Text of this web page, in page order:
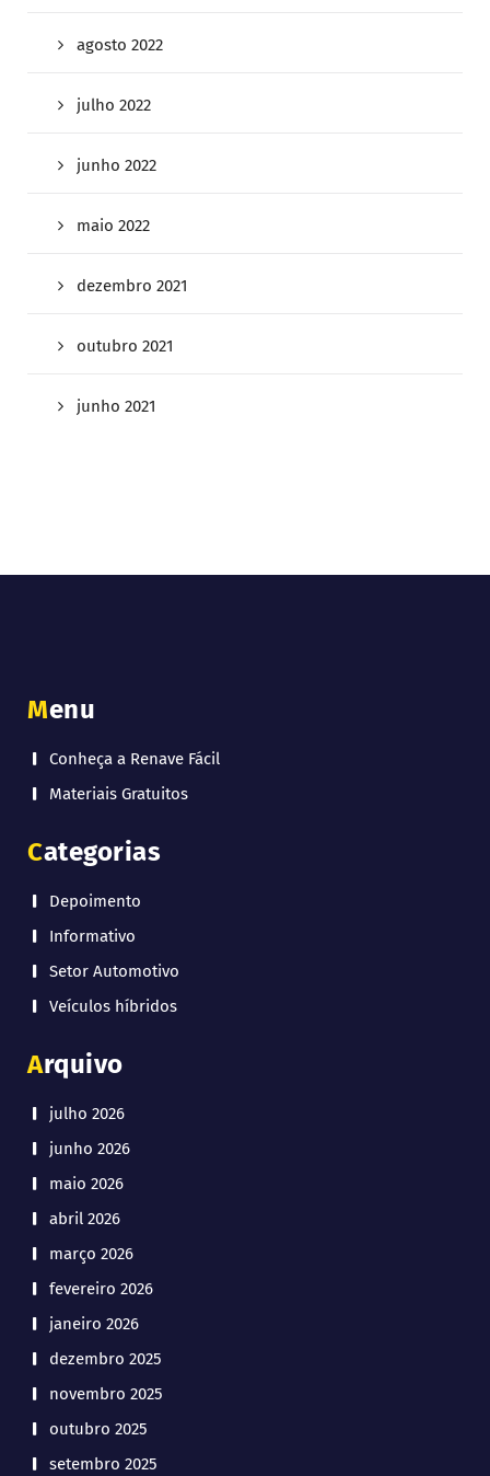
agosto 2022
julho 2022
junho 2022
maio 2022
dezembro 2021
outubro 2021
junho 2021
Menu
Conheça a Renave Fácil
Materiais Gratuitos
Categorias
Depoimento
Informativo
Setor Automotivo
Veículos híbridos
Arquivo
julho 2026
junho 2026
maio 2026
abril 2026
março 2026
fevereiro 2026
janeiro 2026
dezembro 2025
novembro 2025
outubro 2025
setembro 2025